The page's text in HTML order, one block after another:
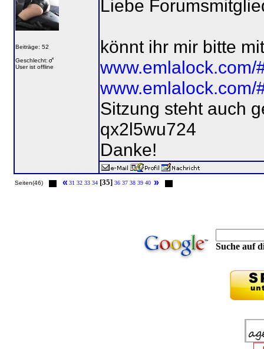
Beiträge: 52
Geschlecht:
User ist offline
Liebe
könnt ihr mir bitte
www.emlalock.com/
www.emlalock.com/
Sitzung steht auch
qx2l5wu724
Danke!
Seiten(46) « 31 32 33 34 [35] 36 37 38 39 40 »
Suche auf